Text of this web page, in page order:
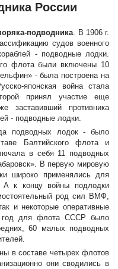
России
подводника. В 1906 г.
судов военного
- подводные лодки.
флота были включены 10
- была построена на
японская война стала
принял участие еще
заставивший противника
- подводные лодки.
подводных лодок - было
Балтийского флота и
в себя 11 подводных
В первую мировую
широко применялись для
А к концу войны подлодки
род сил ВМФ,
и некоторые оперативные
год для флота СССР было
60 малых подводных
в составе четырех флотов
они сводились в